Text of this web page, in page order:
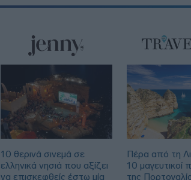
10 θερινά σινεμά σε
ελληνικά νησιά που αξίζει
να επισκεφθείς έστω μία
Πέρα από τη
10 μαγευτικοί
της